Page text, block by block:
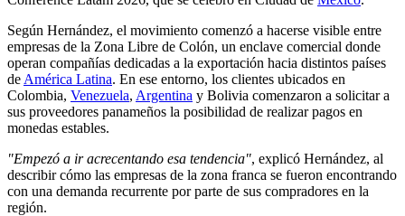
Según Hernández, el movimiento comenzó a hacerse visible entre
empresas de la Zona Libre de Colón, un enclave comercial donde
operan compañías dedicadas a la exportación hacia distintos países
de América Latina. En ese entorno, los clientes ubicados en
Colombia, Venezuela, Argentina y Bolivia comenzaron a solicitar a
sus proveedores panameños la posibilidad de realizar pagos en
monedas estables.
"Empezó a ir acrecentando esa tendencia", explicó Hernández, al
describir cómo las empresas de la zona franca se fueron encontrando
con una demanda recurrente por parte de sus compradores en la
región.